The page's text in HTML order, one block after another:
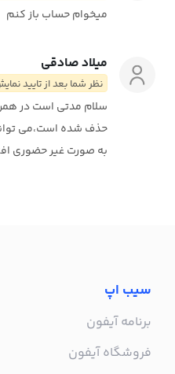
میخوام حساب باز کنم
میلاد صادقی
نظر شما بعد از تایید
سلام مدتی است در
حذف شده است،می
به صورت غیر حضوری
سیب اپ
برنامه آیفون
فروشگاه آیفون